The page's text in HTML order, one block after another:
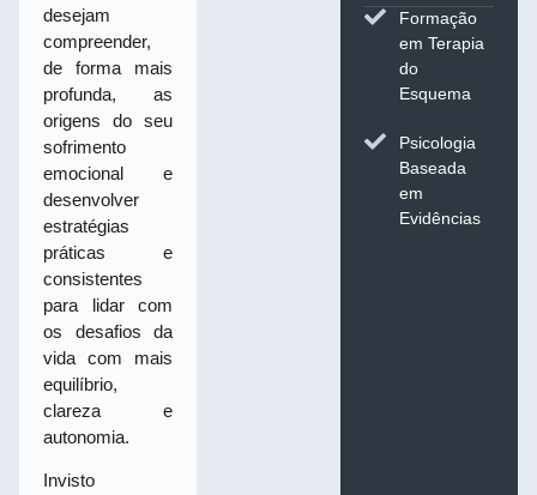
desejam
compreender,
de forma mais
profunda, as
origens do seu
sofrimento
emocional e
desenvolver
estratégias
práticas e
consistentes
para lidar com
os desafios da
vida com mais
equilíbrio,
clareza e
autonomia.
Invisto
Formação
em Terapia
do
Esquema
Psicologia
Baseada
em
Evidências